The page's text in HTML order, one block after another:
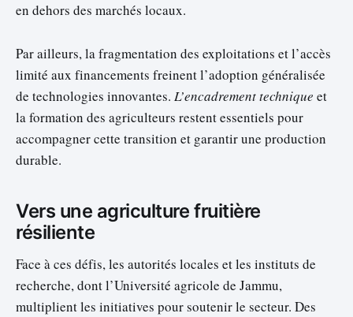
en dehors des marchés locaux.
Par ailleurs, la fragmentation des exploitations et l’accès
limité aux financements freinent l’adoption généralisée
de technologies innovantes. L’encadrement technique et
la formation des agriculteurs restent essentiels pour
accompagner cette transition et garantir une production
durable.
Vers une agriculture fruitière
résiliente
Face à ces défis, les autorités locales et les instituts de
recherche, dont l’Université agricole de Jammu,
multiplient les initiatives pour soutenir le secteur. Des